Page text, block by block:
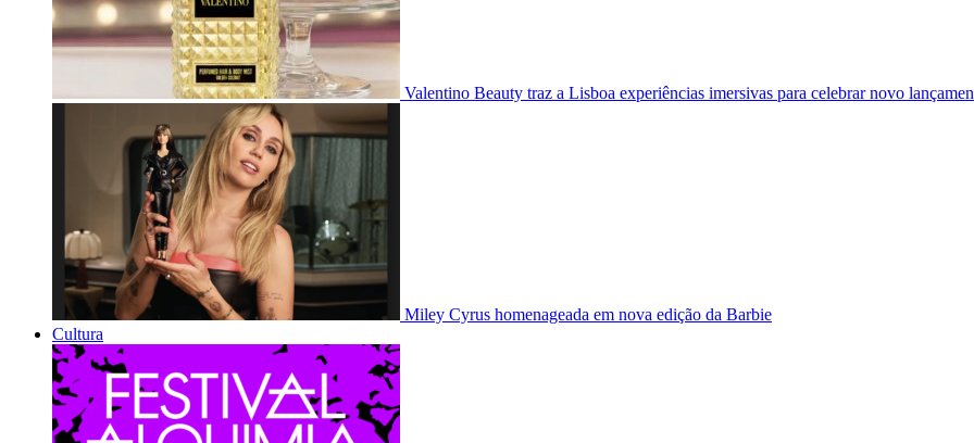
Valentino Beauty traz a Lisboa experiências imersivas para celebrar novo
Miley Cyrus homenageada em nova edição da Barbie
Cultura